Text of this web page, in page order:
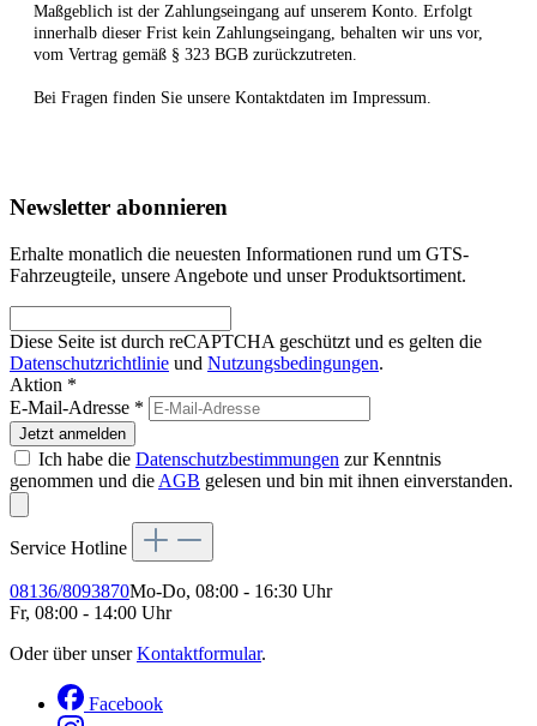
Maßgeblich ist der Zahlungseingang auf unserem Konto. Erfolgt
innerhalb dieser Frist kein Zahlungseingang, behalten wir uns vor,
vom Vertrag gemäß § 323 BGB zurückzutreten.
Bei Fragen finden Sie unsere Kontaktdaten im Impressum.
Newsletter abonnieren
Erhalte monatlich die neuesten Informationen rund um GTS-
Fahrzeugteile, unsere Angebote und unser Produktsortiment.
Diese Seite ist durch reCAPTCHA geschützt und es gelten die
Datenschutzrichtlinie und Nutzungsbedingungen.
Aktion *
E-Mail-Adresse *
Jetzt anmelden
Ich habe die Datenschutzbestimmungen zur Kenntnis
genommen und die AGB gelesen und bin mit ihnen einverstanden.
Service Hotline
08136/8093870Mo-Do, 08:00 - 16:30 Uhr
Fr, 08:00 - 14:00 Uhr
Oder über unserKontaktformular.
Facebook